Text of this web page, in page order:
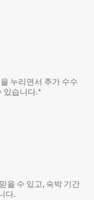
누리면서 추가 수수
있습니다.*
을 수 있고, 숙박 기간
다.